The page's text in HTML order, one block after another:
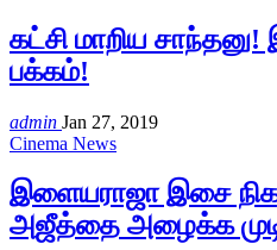
கட்சி மாறிய
பக்கம்!
admin Jan 27, 2019
Cinema News
இளையராஜா இசை
அஜீத்தை அழைக்க